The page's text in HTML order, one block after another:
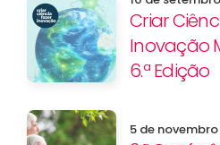
Criar
Inovação
6.ª Edição
5 de